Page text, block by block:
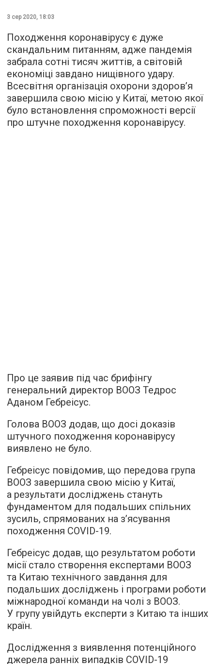
3 сер 2020, 18:03
Походження коронавірусу є дуже
скандальним питанням, адже пандемія
забрала сотні тисяч життів, а світовій
економіці завдано нищівного удару.
Всесвітня організація охорони здоров’я
завершила свою місію у Китаї, метою якої
було встановлення спроможності версії
про штучне походження коронавірусу.
Про це заявив під час брифінгу
генеральний директор ВООЗ Тедрос
Аданом Гебреісус.
Голова ВООЗ додав, що досі доказів
штучного походження коронавірусу
виявлено не було.
Гебреісус повідомив, що передова група
ВООЗ завершила свою місію у Китаї,
а результати досліджень стануть
фундаментом для подальших спільних
зусиль, спрямованих на з’ясування
походження COVID-19.
Гебреісус додав, що результатом роботи
місії стало створення експертами ВООЗ
та Китаю технічного завдання для
подальших досліджень і програми роботи
міжнародної команди на чолі з ВООЗ.
У групу увійдуть експерти з Китаю та інших
країн.
Дослідження з виявлення потенційного
джерела ранніх випадків COVID-19